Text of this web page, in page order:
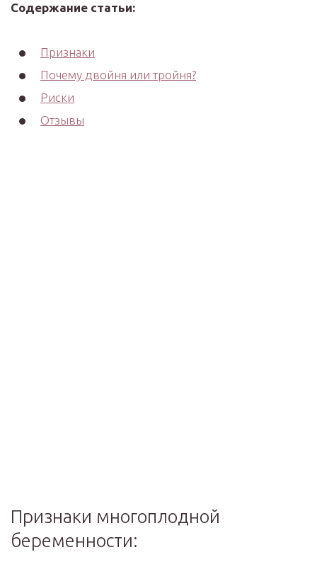
Содержание статьи:
Признаки
Почему двойня или тройня?
Риски
Отзывы
Признаки многоплодной
беременности: